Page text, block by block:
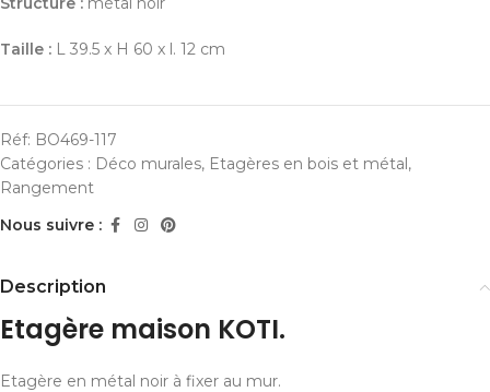
Taille : L 39.5 x H 60 x l. 12 cm
Réf: BO469-117
Catégories : Déco murales, Etagères en bois et métal,
Rangement
Nous suivre :
Description
Etagère maison KOTI.
Etagère en métal noir à fixer au mur.